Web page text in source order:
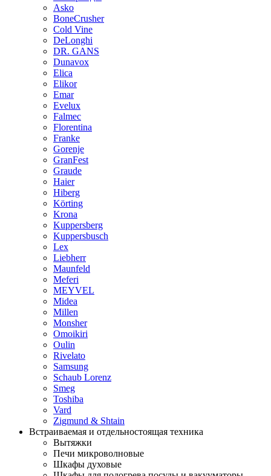
Asko
BoneCrusher
Cold Vine
DeLonghi
DR. GANS
Dunavox
Elica
Elikor
Emar
Evelux
Falmec
Florentina
Franke
Gorenje
GranFest
Graude
Haier
Hiberg
Körting
Krona
Kuppersberg
Kuppersbusch
Lex
Liebherr
Maunfeld
Meferi
MEYVEL
Midea
Millen
Monsher
Omoikiri
Oulin
Rivelato
Samsung
Schaub Lorenz
Smeg
Toshiba
Vard
Zigmund & Shtain
Встраиваемая и отдельностоящая техника
Вытяжки
Печи микроволновые
Шкафы духовые